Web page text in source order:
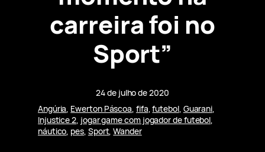
carreira foi no
Sport”
24 de julho de 2020
Angúria, Ewerton Páscoa, fifa, futebol, Guarani
Injustice 2, jogar game com jogador de futebol
náutico, pes, Sport, Wander